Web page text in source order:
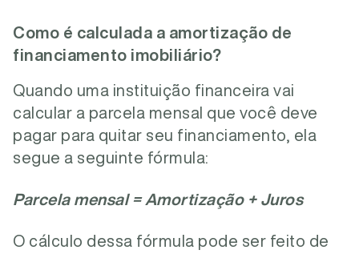
Como é calculada a amortização de
financiamento imobiliário?
Quando uma instituição financeira vai
calcular a parcela mensal que você deve
pagar para quitar seu financiamento, ela
segue a seguinte fórmula:
Parcela mensal = Amortização + Juros
O cálculo dessa fórmula pode ser feito de